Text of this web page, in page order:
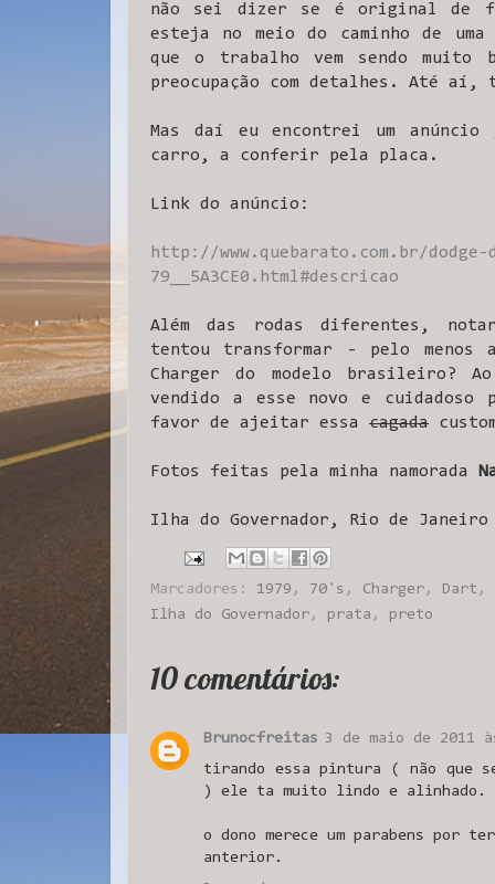
não sei dizer se é original de
esteja no meio do caminho de
que o trabalho vem sendo
preocupação com detalhes. Até aí,
Mas daí eu encontrei um anúncio
carro, a conferir pela placa.
Link do anúncio:
http://www.quebarato.com.br/
79__5A3CE0.html#descricao
Além das rodas diferentes,
tentou transformar - pelo menos
Charger do modelo brasileiro?
vendido a esse novo e
favor de ajeitar essa cagada
Fotos feitas pela minha namorada
Ilha do Governador, Rio de
Marcadores: 1979 , 70's , Charger , Dart ,
Ilha do Governador , prata , preto
10 comentários:
Brunocfreitas 3 de maio de 2011
tirando essa pintura ( não que
) ele ta muito lindo e alinhado.
o dono merece um parabens por
anterior.